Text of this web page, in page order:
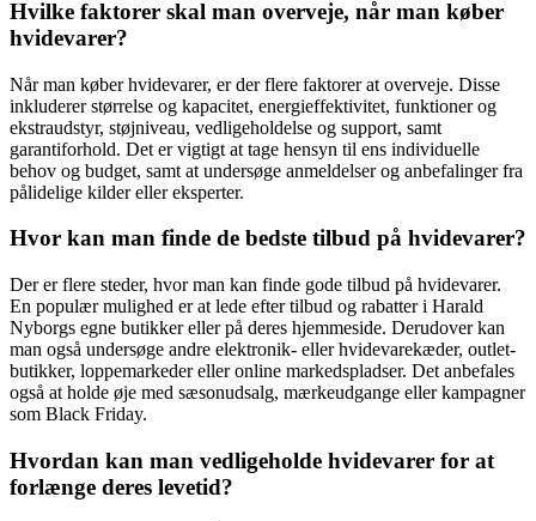
Hvilke faktorer skal man overveje, når man køber
hvidevarer?
Når man køber hvidevarer, er der flere faktorer at overveje. Disse
inkluderer størrelse og kapacitet, energieffektivitet, funktioner og
ekstraudstyr, støjniveau, vedligeholdelse og support, samt
garantiforhold. Det er vigtigt at tage hensyn til ens individuelle
behov og budget, samt at undersøge anmeldelser og anbefalinger fra
pålidelige kilder eller eksperter.
Hvor kan man finde de bedste tilbud på hvidevarer?
Der er flere steder, hvor man kan finde gode tilbud på hvidevarer.
En populær mulighed er at lede efter tilbud og rabatter i Harald
Nyborgs egne butikker eller på deres hjemmeside. Derudover kan
man også undersøge andre elektronik- eller hvidevarekæder, outlet-
butikker, loppemarkeder eller online markedspladser. Det anbefales
også at holde øje med sæsonudsalg, mærkeudgange eller kampagner
som Black Friday.
Hvordan kan man vedligeholde hvidevarer for at
forlænge deres levetid?